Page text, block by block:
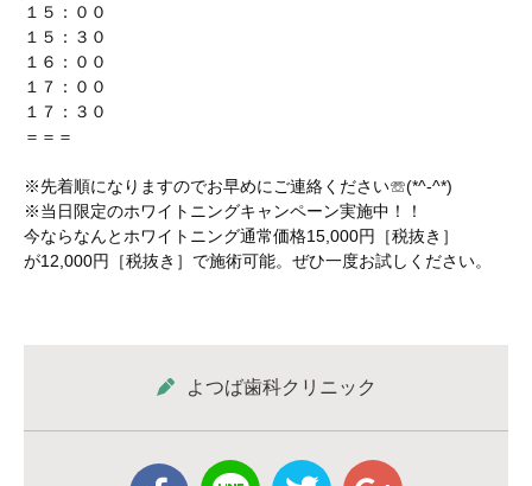
１５：００
１５：３０
１６：００
１７：００
１７：３０
＝＝＝
※先着順になりますのでお早めにご連絡ください☏(*^-^*)
※当日限定のホワイトニングキャンペーン実施中！！
今ならなんとホワイトニング通常価格15,000円［税抜き］
が12,000円［税抜き］で施術可能。ぜひ一度お試しください。
よつば歯科クリニック